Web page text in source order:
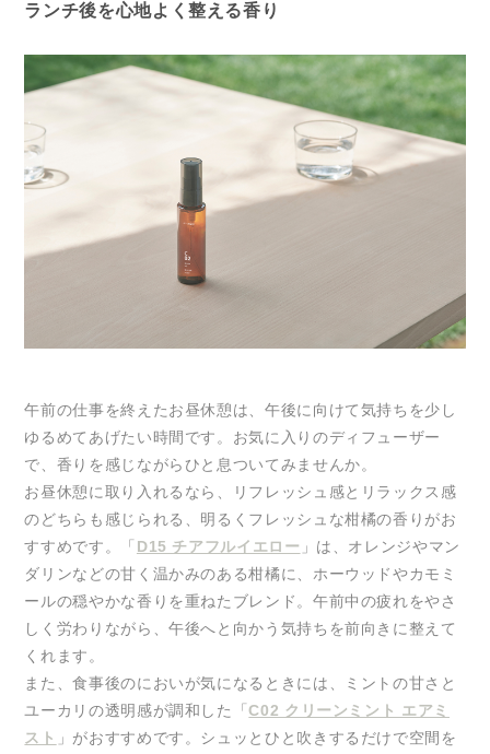
ランチ後を心地よく整える香り
午前の仕事を終えたお昼休憩は、午後に向けて気持ちを少し
ゆるめてあげたい時間です。お気に入りのディフューザー
で、香りを感じながらひと息ついてみませんか。
お昼休憩に取り入れるなら、リフレッシュ感とリラックス感
のどちらも感じられる、明るくフレッシュな柑橘の香りがお
すすめです。「 D15 チアフルイエロー 」は、オレンジやマン
ダリンなどの甘く温かみのある柑橘に、ホーウッドやカモミ
ールの穏やかな香りを重ねたブレンド。午前中の疲れをやさ
しく労わりながら、午後へと向かう気持ちを前向きに整えて
くれます。
また、食事後のにおいが気になるときには、ミントの甘さと
ユーカリの透明感が調和した「C02 クリーンミント エアミ
スト 」がおすすめです。シュッとひと吹きするだけで空間を